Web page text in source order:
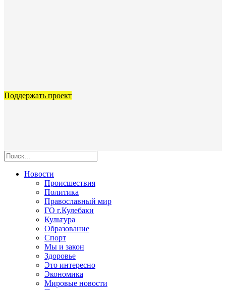
Поддержать проект
Новости
Происшествия
Политика
Православный мир
ГО г.Кулебаки
Культура
Образование
Спорт
Мы и закон
Здоровье
Это интересно
Экономика
Мировые новости